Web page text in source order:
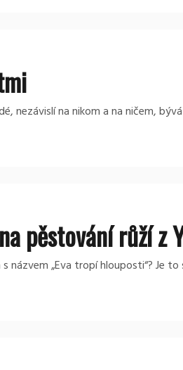
nezávislí na nikom a na ničem,
pěstování růží z
„Eva tropí hlouposti“? Je